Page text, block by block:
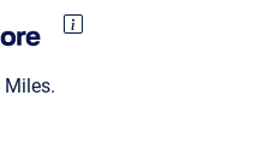
Miles.